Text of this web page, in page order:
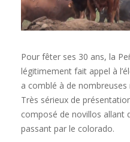
Les
Infos
La
Pour fêter ses 30 ans, la
légitimement fait appel à
a comblé à de nombreuses
Très sérieux de
composé de novillos allant
passant par le colorado.